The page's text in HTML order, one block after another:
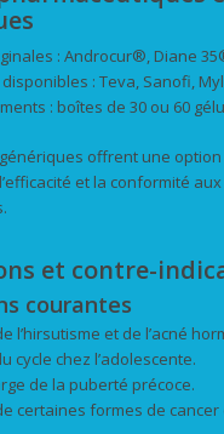
: Androcur®, Diane
: Teva, Sanofi,
: boîtes de 30 ou 60
offrent une option
et la conformité
et contre-
courantes
l’hirsutisme et de l’acné
cycle chez l’adolescente.
de la puberté précoce.
certaines formes de